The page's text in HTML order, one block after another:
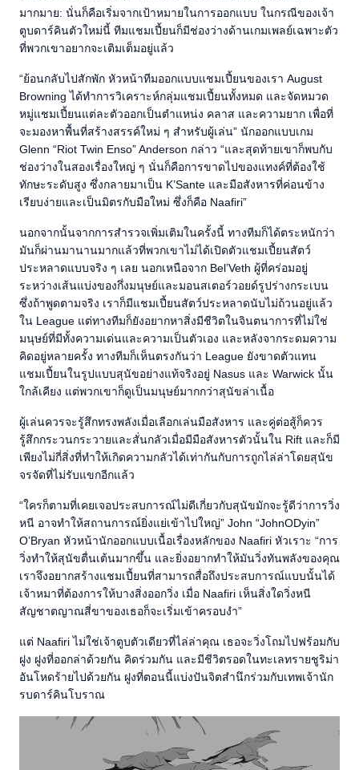
มากมาย: นั่นก็คือเริ่มจากเป้าหมายในการออกแบบ ในกรณีของเจ้า
ตูบดาร์คินตัวใหม่นี้ ทีมแชมเปี้ยนก็มีช่องว่างด้านเกมเพลย์เฉพาะตัว
ที่พวกเขาอยากจะเติมเต็มอยู่แล้ว
“ย้อนกลับไปสักพัก หัวหน้าทีมออกแบบแชมเปี้ยนของเรา August
Browning ได้ทำการวิเคราะห์กลุ่มแชมเปี้ยนทั้งหมด และจัดหมวด
หมู่แชมเปี้ยนแต่ละตัวออกเป็นตำแหน่ง คลาส และความยาก เพื่อที่
จะมองหาพื้นที่สร้างสรรค์ใหม่ ๆ สำหรับผู้เล่น” นักออกแบบเกม
Glenn “Riot Twin Enso” Anderson กล่าว “และสุดท้ายเขาก็พบกับ
ช่องว่างในสองเรื่องใหญ่ ๆ นั่นก็คือการขาดไปของแทงค์ที่ต้องใช้
ทักษะระดับสูง ซึ่งกลายมาเป็น K’Sante และมือสังหารที่ค่อนข้าง
เรียบง่ายและเป็นมิตรกับมือใหม่ ซึ่งก็คือ Naafiri”
นอกจากนั้นจากการสำรวจเพิ่มเติมในครั้งนี้ ทางทีมก็ได้ตระหนักว่า
มันก็ผ่านมานานมากแล้วที่พวกเขาไม่ได้เปิดตัวแชมเปี้ยนสัตว์
ประหลาดแบบจริง ๆ เลย นอกเหนือจาก Bel’Veth ผู้ที่คร่อมอยู่
ระหว่างเส้นแบ่งของกึ่งมนุษย์และมอนสเตอร์วอยด์รูปร่างกระเบน
ซึ่งถ้าพูดตามจริง เราก็มีแชมเปี้ยนสัตว์ประหลาดนับไม่ถ้วนอยู่แล้ว
ใน League แต่ทางทีมก็ยังอยากหาสิ่งมีชีวิตในจินตนาการที่ไม่ใช่
มนุษย์ที่มีทั้งความเด่นและความเป็นตัวเอง และหลังจากระดมความ
คิดอยู่หลายครั้ง ทางทีมก็เห็นตรงกันว่า League ยังขาดตัวแทน
แชมเปี้ยนในรูปแบบสุนัขอย่างแท้จริงอยู่ Nasus และ Warwick นั้น
ใกล้เคียง แต่พวกเขาก็ดูเป็นมนุษย์มากกว่าสุนัขล่าเนื้อ
ผู้เล่นควรจะรู้สึกทรงพลังเมื่อเลือกเล่นมือสังหาร และคู่ต่อสู้ก็ควร
รู้สึกกระวนกระวายและสั่นกลัวเมื่อมีมือสังหารตัวนั้นใน Rift และก็มี
เพียงไม่กี่สิ่งที่ทำให้เกิดความกลัวได้เท่ากันกับการถูกไล่ล่าโดยสุนัข
จรจัดที่ไม่รับแขกอีกแล้ว
“ใครก็ตามที่เคยเจอประสบการณ์ไม่ดีเกี่ยวกับสุนัขมักจะรู้ดีว่าการวิ่ง
หนี อาจทำให้สถานการณ์ยิ่งแย่เข้าไปใหญ่” John “JohnODyin”
O’Bryan หัวหน้านักออกแบบเนื้อเรื่องหลักของ Naafiri หัวเราะ “การ
วิ่งทำให้สุนัขตื่นเต้นมากขึ้น และยิ่งอยากทำให้มันวิ่งทันพลังของคุณ
เราจึงอยากสร้างแชมเปี้ยนที่สามารถสื่อถึงประสบการณ์แบบนั้นได้
เจ้าหมาที่ต้องการให้บางสิ่งออกวิ่ง เมื่อ Naafiri เห็นสิ่งใดวิ่งหนี
สัญชาตญาณสี่ขาของเธอก็จะเริ่มเข้าครอบงำ”
แต่ Naafiri ไม่ใช่เจ้าตูบตัวเดียวที่ไล่ล่าคุณ เธอจะวิ่งโถมไปฟร้อมกับ
ฝูง ฝูงที่ออกล่าด้วยกัน คิดร่วมกัน และมีชีวิตรอดในทะเลทรายชูริม่า
อันโหดร้ายไปด้วยกัน ฝูงที่ตอนนี้แบ่งปันจิตสำนึกร่วมกับเทพเจ้านัก
รบดาร์คินโบราณ